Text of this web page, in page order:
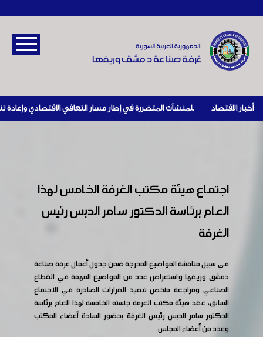
أخبار الاقتصاد |
اجتماع هيئة مكتب الغرفة الخامس لهذا
العام برئاسة الدكتور سامر الدبس رئيس
الغرفة
في سبيل مناقشة المواضيع المدرجة ضمن جدول أعمال غرفة صناعة
دمشق وريفها واستعراض عدد من المواضيع المهمة في القطاع
الصناعي ومراجعة ملخص تنفيذ القرارات الصادرة في الاجتماع
السابق، عقد هيئة مكتب الغرفة جلسته الخامسة لهذا العام برئاسة
الدكتور سامر الدبس رئيس الغرفة بحضور السادة أعضاء المكتب
وعدد من أعضاء المجلس.